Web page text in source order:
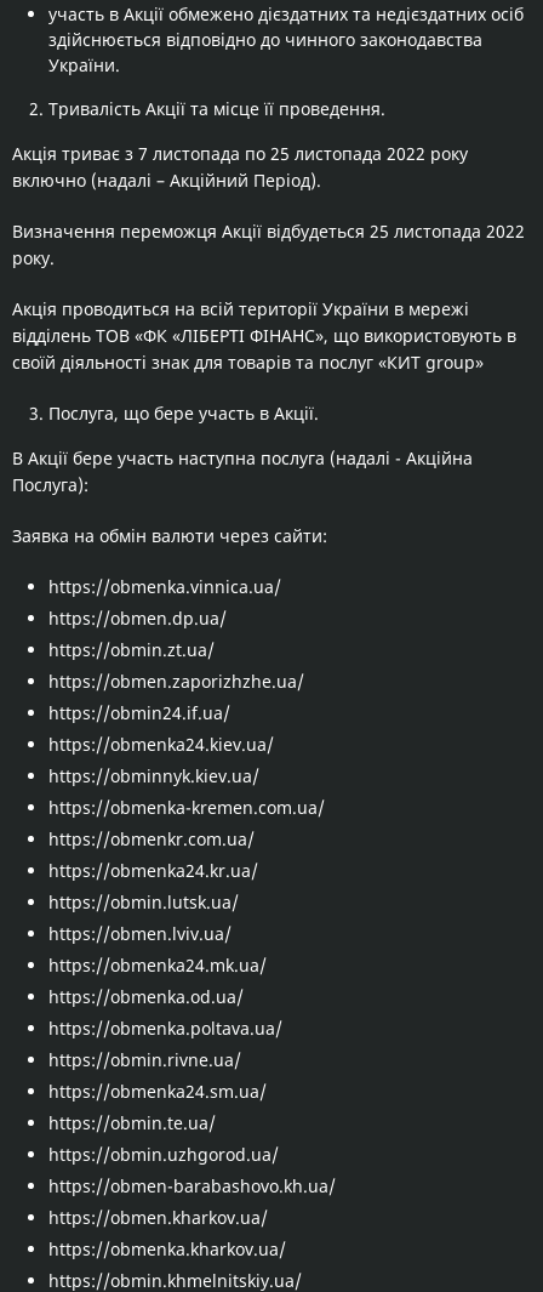
участь в Акції обмежено дієздатних та недієздатних осіб
здійснюється відповідно до чинного законодавства
України.
Тривалість Акції та місце її проведення.
Акція триває з 7 листопада по 25 листопада 2022 року
включно (надалі – Акційний Період).
Визначення переможця Акції відбудеться 25 листопада 2022
року.
Акція проводиться на всій території України в мережі
відділень ТОВ «ФК «ЛІБЕРТІ ФІНАНС», що використовують в
своїй діяльності знак для товарів та послуг «КИТ group»
Послуга, що бере участь в Акції.
В Акції бере участь наступна послуга (надалі - Акційна
Послуга):
Заявка на обмін валюти через сайти:
https://obmenka.vinnica.ua/
https://obmen.dp.ua/
https://obmin.zt.ua/
https://obmen.zaporizhzhe.ua/
https://obmin24.if.ua/
https://obmenka24.kiev.ua/
https://obminnyk.kiev.ua/
https://obmenka-kremen.com.ua/
https://obmenkr.com.ua/
https://obmenka24.kr.ua/
https://obmin.lutsk.ua/
https://obmen.lviv.ua/
https://obmenka24.mk.ua/
https://obmenka.od.ua/
https://obmenka.poltava.ua/
https://obmin.rivne.ua/
https://obmenka24.sm.ua/
https://obmin.te.ua/
https://obmin.uzhgorod.ua/
https://obmen-barabashovo.kh.ua/
https://obmen.kharkov.ua/
https://obmenka.kharkov.ua/
https://obmin.khmelnitskiy.ua/